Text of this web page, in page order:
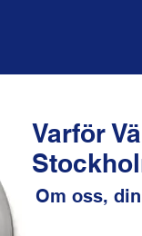
Varför
Om oss,